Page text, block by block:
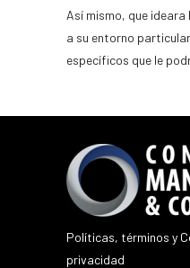
Así mismo, que
a su entorno
específicos que le
Políticas, términos y
privacidad